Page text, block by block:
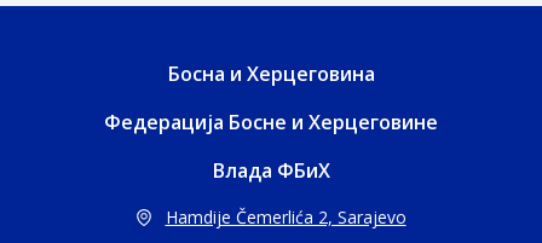
Босна и Херцеговина
Федерација Босне и Херцеговине
Влада ФБиХ
Hamdije Čemerlića 2, Sarajevo